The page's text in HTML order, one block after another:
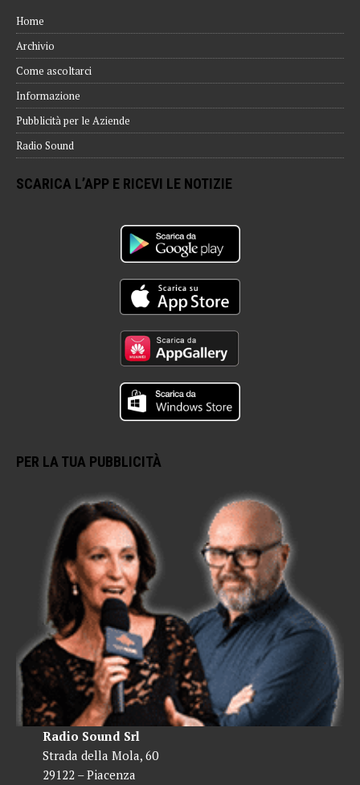
Home
Archivio
Come ascoltarci
Informazione
Pubblicità per le Aziende
Radio Sound
SCARICA L’APP E RICEVI LE NOTIZIE
PER LA TUA PUBBLICITÀ
Radio Sound Srl
Strada della Mola, 60
29122 – Piacenza